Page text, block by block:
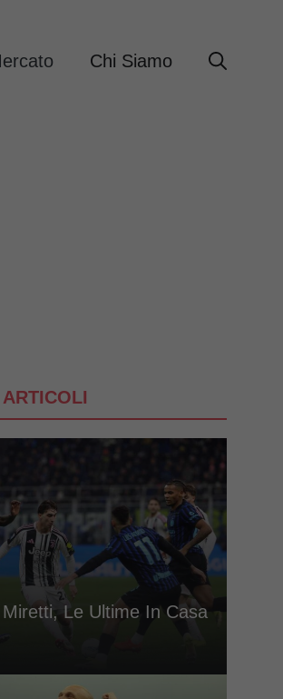
Chi Siamo
Le Ultime In Casa